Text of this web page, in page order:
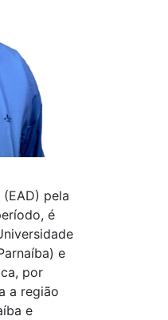
pela
é
e
por
a região
e